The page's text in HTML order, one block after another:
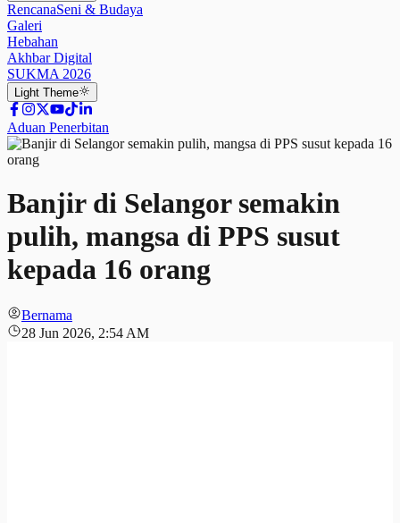
RencanaSeni & Budaya
Galeri
Hebahan
Akhbar Digital
SUKMA 2026
Light Theme
Aduan Penerbitan
Banjir di Selangor semakin
pulih, mangsa di PPS susut
kepada 16 orang
Bernama
28 Jun 2026, 2:54 AM